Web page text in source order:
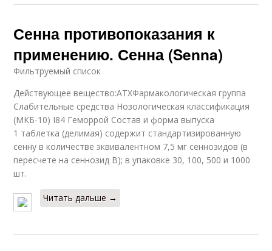
Сенна противопоказания к
применению. Сенна (Senna)
Фильтруемый список
Действующее вещество:АТХФармакологическая группа
Слабительные средства Нозологическая классификация
(МКБ-10) I84 Геморрой Состав и форма выпуска
1 таблетка (делимая) содержит стандартизированную
сенну в количестве эквивалентном 7,5 мг сеннозидов (в
пересчете на сеннозид B); в упаковке 30, 100, 500 и 1000
шт.
Читать дальше →